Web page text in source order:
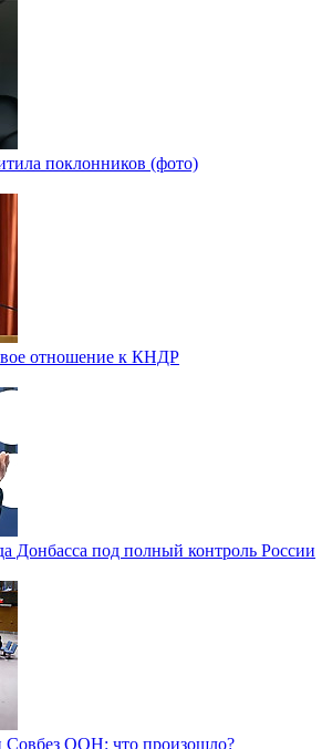
поклонников (фото)
отношение к КНДР
Донбасса под полный контроль России
ООН: что произошло?